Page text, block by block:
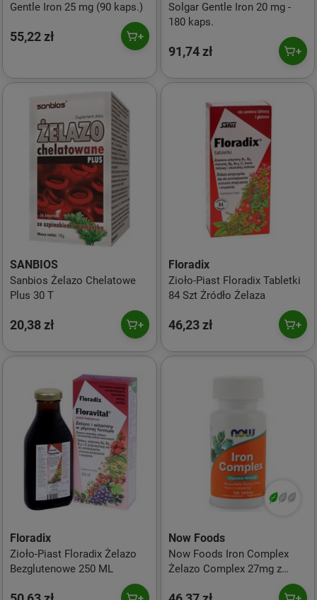
Gentle Iron 25 mg (90 kaps.)
55,22 zł
Solgar Gentle Iron 20 mg -
180 kaps.
91,74 zł
SANBIOS
Sanbios Żelazo Chelatowe
Plus 30 T
20,38 zł
Floradix
Zioło-Piast Floradix Tabletki
84 Szt Żródło Żelaza
46,23 zł
Floradix
Zioło-Piast Floradix Żelazo
Bezglutenowe 250 ML
Now Foods
Now Foods Iron Complex
Żelazo Complex 27mg z